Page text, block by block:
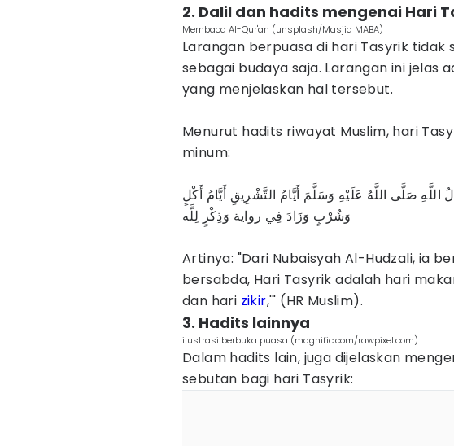
2. Dalil dan hadits mengenai Hari
Membaca Al-Qur'an (unsplash/Masjid MABA)
Larangan berpuasa di hari Tasyrik
sebagai budaya saja. Larangan ini jelas
yang menjelaskan hal tersebut.
Menurut hadits riwayat Muslim, hari
minum:
صَلَّى اللَّهُ عَلَيْهِ وَسَلَّمَ أَيَّامُ التَّشْرِيقِ أَيَّامُ أَكْلٍ
وَشُرْبٍ وَزَادَ فِي رواية وَذِكْرٍ لِلَّه
Artinya: "Dari Nubaisyah Al-Hudzali, ia
bersabda, Hari Tasyrik adalah hari
dan hari zikir,'" (HR Muslim).
3. Hadits lainnya
ilustrasi berbuka puasa (magnific.com/rawpixel.com)
Dalam hadits lain, juga dijelaskan
sebutan bagi hari Tasyrik: